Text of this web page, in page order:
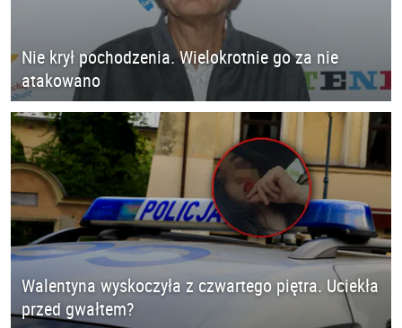
Nie krył pochodzenia. Wielokrotnie go za nie
atakowano
Walentyna wyskoczyła z czwartego piętra. Uciekła
przed gwałtem?